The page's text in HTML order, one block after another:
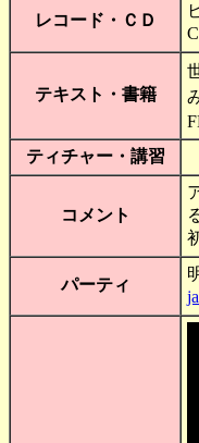
レコード・ＣＤ
テキスト・書籍
ティチャー・講習
コメント
パーティ